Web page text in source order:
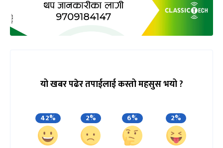
यो खबर पढेर तपाईलाई कस्तो महसुस भयो ?
42% 2% 6% 2%